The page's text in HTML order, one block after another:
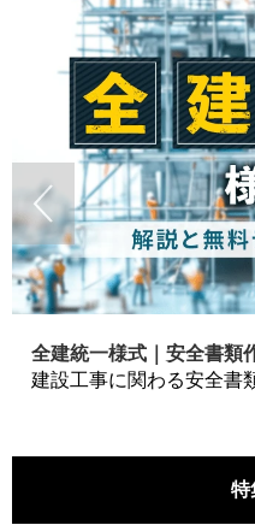
全建統一様式｜安全書類
特